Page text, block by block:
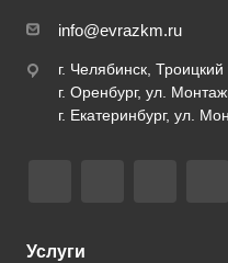
info@evrazkm.ru
г. Челябинск,
г. Оренбург, ул.
г. Екатеринбург, ул.
Услуги